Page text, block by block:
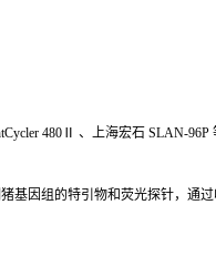
480Ⅱ 、上海宏石 SLAN-96P
基因组的特引物和荧光探针，通